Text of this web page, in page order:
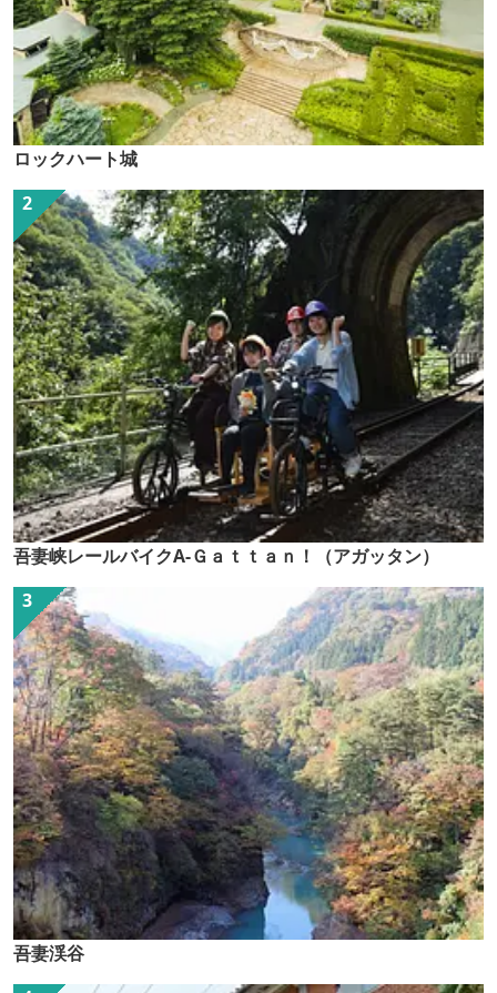
ロックハート城
吾妻峡レールバイクA-Ｇａｔｔａｎ！（アガッタン）
吾妻渓谷